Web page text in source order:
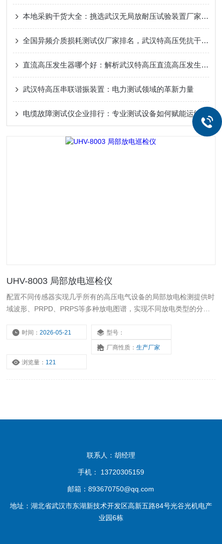
本地采购干货大全：挑选武汉无局放耐压试验装置厂家，7个核心要记牢！
全国异频介质损耗测试仪厂家排名，武汉特高压凭抗干扰实测表现获用户认可
直流高压发生器哪个好：解析武汉特高压直流高压发生器的稳定表现
武汉特高压串联谐振装置：电力测试领域的革新力量
UHV-8003 局部放电巡检仪
配置不同传感器实现几乎所有的高压电气设备的局部放电检测提供时
域波形、PRPD、PRPS等多种放电图谱，实现不同放电类型的分析
2.0GHz，适用各种频段的检测原理
时间：2026-05-21 型号：
厂商性质： 生产厂家
浏览量： 121
联系人：胡经理
手机： 13720305159
邮箱：893670750@qq.com
地址：湖北省武汉市东湖新技术开发区高新五路84号光谷光机电产
业园6栋